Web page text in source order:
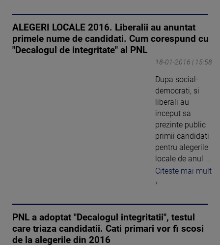
ALEGERI LOCALE 2016. Liberalii au anuntat
primele nume de candidati. Cum corespund cu
"Decalogul de integritate" al PNL
18-01-2016 | 15:58
Dupa social-
democrati, si
liberali au
inceput sa
prezinte public
primii candidati
pentru alegerile
locale de anul ...
Citeste mai mult
›
PNL a adoptat "Decalogul integritatii", testul
care triaza candidatii. Cati primari vor fi scosi
de la alegerile din 2016